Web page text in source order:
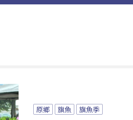
原鄉 旗魚 旗魚季